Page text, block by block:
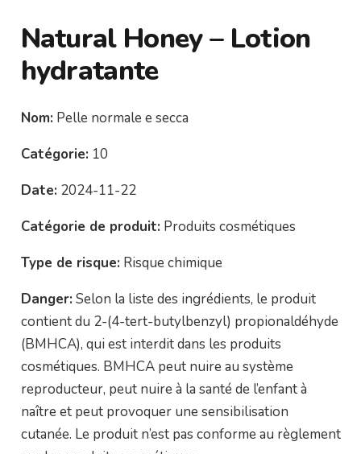
Natural Honey – Lotion
hydratante
Nom: Pelle normale e secca
Catégorie: 10
Date: 2024-11-22
Catégorie de produit: Produits cosmétiques
Type de risque: Risque chimique
Danger: Selon la liste des ingrédients, le produit
contient du 2-(4-tert-butylbenzyl) propionaldéhyde
(BMHCA), qui est interdit dans les produits
cosmétiques. BMHCA peut nuire au système
reproducteur, peut nuire à la santé de l’enfant à
naître et peut provoquer une sensibilisation
cutanée. Le produit n’est pas conforme au règlement